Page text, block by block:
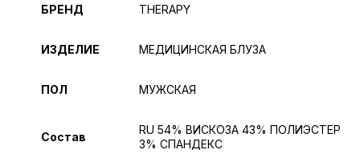
БРЕНД THERAPY
ИЗДЕЛИЕ МЕДИЦИНСКАЯ БЛУЗА
ПОЛ МУЖСКАЯ
Состав
RU 54% ВИСКОЗА 43% ПОЛИЭСТЕР
3% СПАНДЕКС